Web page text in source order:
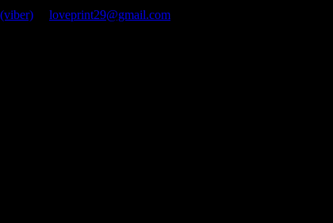
loveprint29@gmail.com